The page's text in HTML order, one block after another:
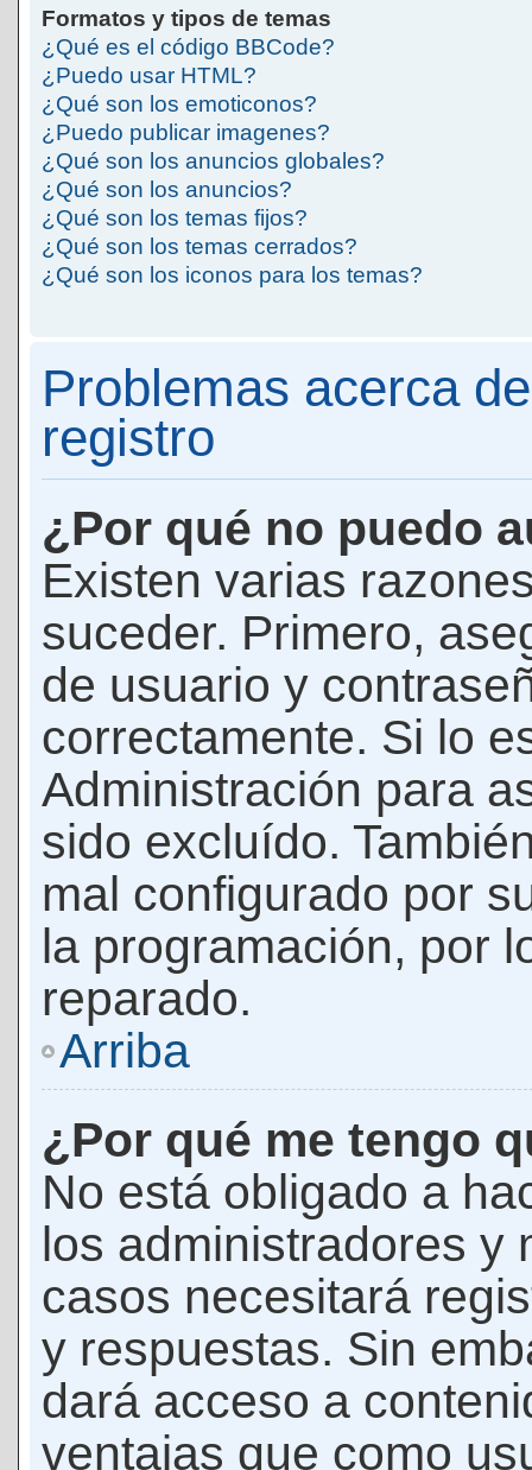
Formatos y tipos de temas
¿Qué es el código BBCode?
¿Puedo usar HTML?
¿Qué son los emoticonos?
¿Puedo publicar imagenes?
¿Qué son los anuncios globales?
¿Qué son los anuncios?
¿Qué son los temas fijos?
¿Qué son los temas cerrados?
¿Qué son los iconos para los temas?
Problemas acerca
registro
¿Por qué no puedo
Existen varias
suceder. Primero,
de usuario y
correctamente. Si lo
Administración para
sido excluído.
mal configurado por
la programación, por
reparado.
Arriba
¿Por qué me tengo
No está obligado a
los administradores y
casos necesitará
y respuestas. Sin
dará acceso a
ventajas que como